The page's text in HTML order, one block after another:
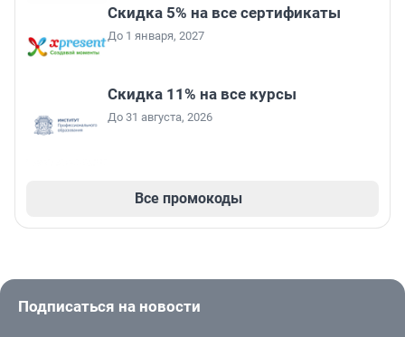
Скидка 5% на все сертификаты
До 1 января, 2027
Скидка 11% на все курсы
До 31 августа, 2026
Все промокоды
Подписаться на новости